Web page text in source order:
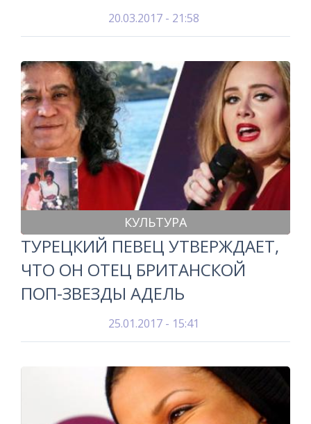
20.03.2017 - 21:58
КУЛЬТУРА
ТУРЕЦКИЙ ПЕВЕЦ УТВЕРЖДАЕТ,
ЧТО ОН ОТЕЦ БРИТАНСКОЙ
ПОП-ЗВЕЗДЫ АДЕЛЬ
25.01.2017 - 15:41